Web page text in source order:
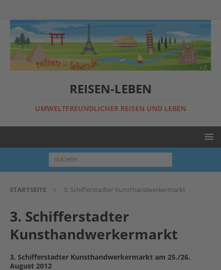
REISEN-LEBEN
UMWELTFREUNDLICHER REISEN UND LEBEN
STARTSEITE 3. Schifferstadter Kunsthandwerkermarkt
3. Schifferstadter
Kunsthandwerkermarkt
3. Schifferstadter Kunsthandwerkermarkt am 25./26.
August 2012